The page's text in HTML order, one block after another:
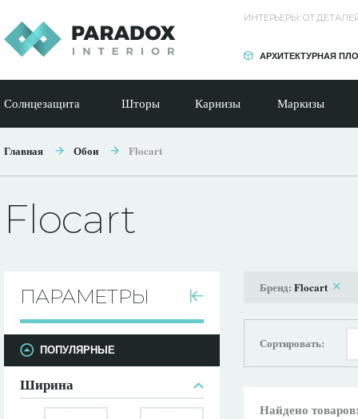
ИНТЕРЬЕРЫ: ОТ
АРХИТЕКТУРНАЯ
Солнцезащита Шторы Карнизы Маркизы
Главная Обои Flocart
Flocart
ПАРАМЕТРЫ
ПОПУЛЯРНЫЕ
Ширина
Бренд: Flocart
Сортировать:
Найдено